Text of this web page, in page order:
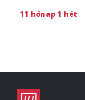
11 hónap 1 hét